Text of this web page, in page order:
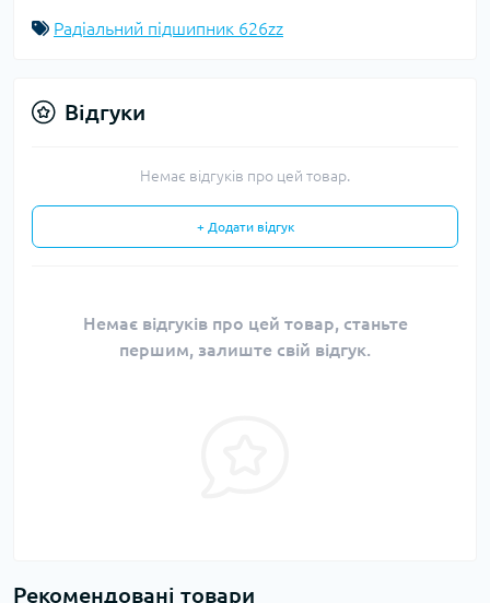
Радіальний підшипник 626zz
Відгуки
Немає відгуків про цей товар.
+ Додати відгук
Немає відгуків про цей товар, станьте
першим, залиште свій відгук.
Рекомендовані товари